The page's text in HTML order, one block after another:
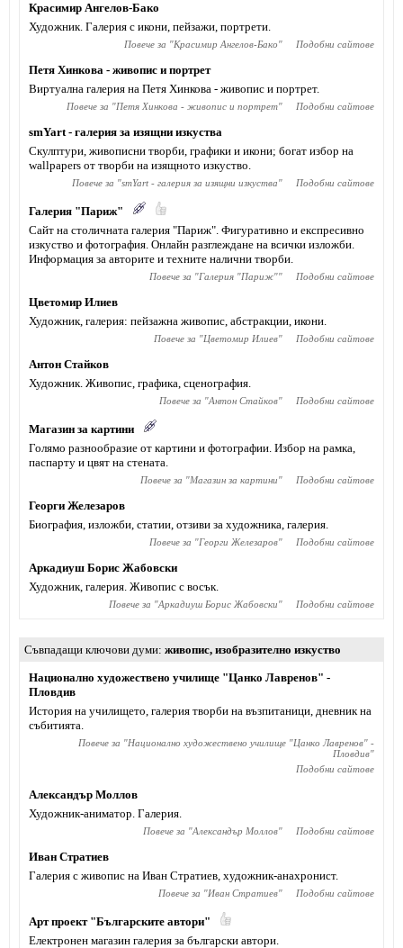
Красимир Ангелов-Бако
Художник. Галерия с икони, пейзажи, портрети.
Повече за "Красимир Ангелов-Бако" Подобни сайтове
Петя Хинкова - живопис и портрет
Виртуална галерия на Петя Хинкова - живопис и портрет.
Повече за "Петя Хинкова - живопис и портрет" Подобни сайтове
smYart - галерия за изящни изкуства
Скулптури, живописни творби, графики и икони; богат избор на
wallpapers от творби на изящното изкуство.
Повече за "smYart - галерия за изящни изкуства" Подобни сайтове
Галерия "Париж"
Сайт на столичната галерия "Париж". Фигуративно и експресивно
изкуство и фотография. Онлайн разглеждане на всички изложби.
Информация за авторите и техните налични творби.
Повече за "Галерия "Париж"" Подобни сайтове
Цветомир Илиев
Художник, галерия: пейзажна живопис, абстракции, икони.
Повече за "Цветомир Илиев" Подобни сайтове
Антон Стайков
Художник. Живопис, графика, сценография.
Повече за "Антон Стайков" Подобни сайтове
Магазин за картини
Голямо разнообразие от картини и фотографии. Избор на рамка,
паспарту и цвят на стената.
Повече за "Магазин за картини" Подобни сайтове
Георги Железаров
Биография, изложби, статии, отзиви за художника, галерия.
Повече за "Георги Железаров" Подобни сайтове
Аркадиуш Борис Жабовски
Художник, галерия. Живопис с восък.
Повече за "Аркадиуш Борис Жабовски" Подобни сайтове
Съвпадащи ключови думи живопис, изобразително изкуство
Национално художествено училище "Цанко Лавренов" -
Пловдив
История на училището, галерия творби на възпитаници, дневник на
събитията.
Повече за "Национално художествено училище "Цанко Лавренов" -
Пловдив"
Подобни сайтове
Александър Моллов
Художник-аниматор. Галерия.
Повече за "Александър Моллов" Подобни сайтове
Иван Стратиев
Галерия с живопис на Иван Стратиев, художник-анахронист.
Повече за "Иван Стратиев" Подобни сайтове
Арт проект "Българските автори"
Електронен магазин галерия за български автори.